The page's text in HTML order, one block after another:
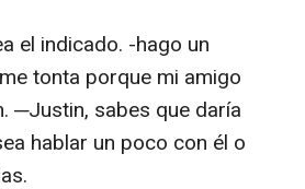
el indicado. -hago un
tonta porque mi amigo
─Justin, sabes que daría
hablar un poco con él o